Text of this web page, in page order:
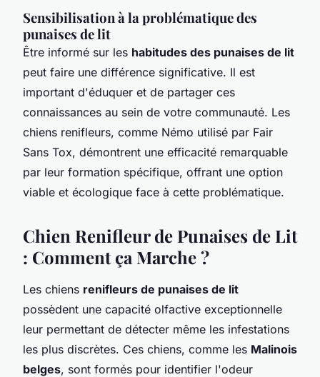
Sensibilisation à la problématique des
punaises de lit
Être informé sur les habitudes des punaises de lit
peut faire une différence significative. Il est
important d'éduquer et de partager ces
connaissances au sein de votre communauté. Les
chiens renifleurs, comme Némo utilisé par Fair
Sans Tox, démontrent une efficacité remarquable
par leur formation spécifique, offrant une option
viable et écologique face à cette problématique.
Chien Renifleur de Punaises de Lit
: Comment ça Marche ?
Les chiens renifleurs de punaises de lit
possèdent une capacité olfactive exceptionnelle
leur permettant de détecter même les infestations
les plus discrètes. Ces chiens, comme les Malinois
belges, sont formés pour identifier l'odeur